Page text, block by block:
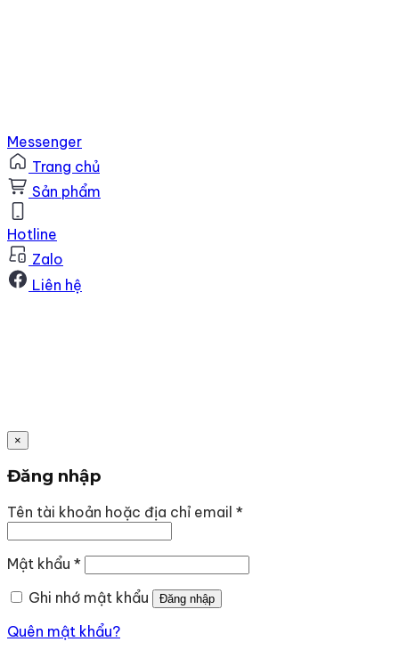
Messenger
Trang chủ
Sản phẩm
Hotline
Zalo
Liên hệ
×
Đăng nhập
Tên tài khoản hoặc địa chỉ email *Bắt
Mật khẩu *Bắt
Ghi nhớ mật khẩu
Đăng nhập
Quên mật khẩu?